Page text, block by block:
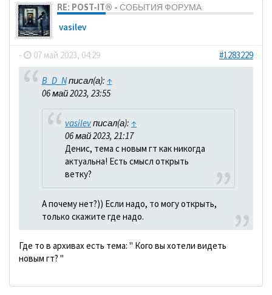
RE: POST-IT® - СОБЫТИЯ ФОРУМА
vasilev
- 07 май 2023, 04:29 #1283229
B_D_Nписал(а): ↑
06 май 2023, 23:55
vasilevписал(а): ↑
06 май 2023, 21:17
Денис, тема с новым гт как никогда
актуальна! Есть смысл открыть
ветку?
А почему нет?)) Если надо, то могу открыть,
только скажите где надо.
Где то в архивах есть тема: " Кого вы хотели видеть
новым гт? "